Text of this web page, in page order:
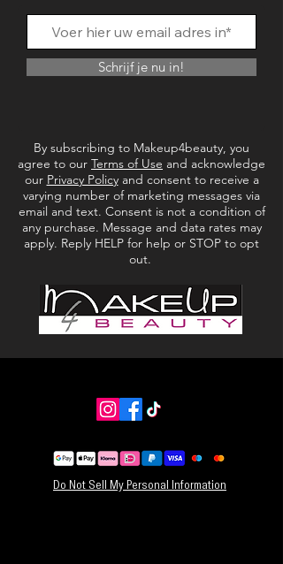
vleugje kleur toe te voegen, is dit een onmisbaar
palet voor het creëren van een onberispelijke
afwerking.
Schrijf je nu in!
By subscribing to Makeup4beauty, you
agree to our Terms of Use and acknowledge
our Privacy Policyand consent to receive a
varying number of marketing messages via
email and text. Consent is not a condition of
any purchase. Message and data rates may
apply. Reply HELP for help or STOP to opt
out.
Do Not Sell My Personal Information